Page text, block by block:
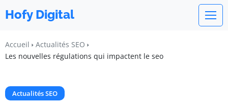
Hofy Digital
Accueil
Actualités SEO
Les nouvelles régulations qui impactent le seo
Actualités SEO